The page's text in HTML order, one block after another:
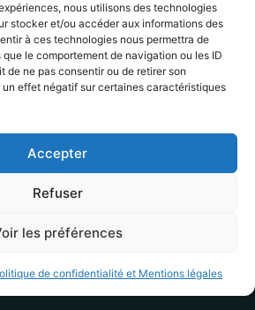
nous utilisons des technologies
stocker et/ou accéder aux informations des
à ces technologies nous permettra de
le comportement de navigation ou les ID
de ne pas consentir ou de retirer son
effet négatif sur certaines caractéristiques
Accepter
Refuser
les préférences
de confidentialité et Mentions légales
S'abonner
uniquement des informations en
éditorial du site. Vous pouvez
à tout moment.
© Tous droits réservés. Design by Yanis